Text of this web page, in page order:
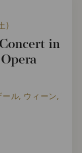
)
in
ル, ウィーン,